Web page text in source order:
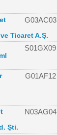
G03AC03
Ticaret A.Ş.
S01GX09
G01AF12
N03AG04
Şti.